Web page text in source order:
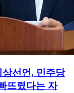
선언, 민주당
뜨렸다는 자